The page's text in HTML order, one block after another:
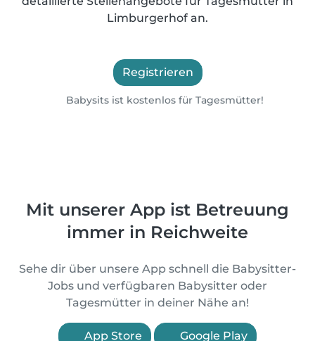
Limburgerhof an.
Registrieren
Babysits ist kostenlos für Tagesmütter!
Mit unserer App ist Betreuung
immer in Reichweite
Sehe dir über unsere App schnell die Babysitter-
Jobs und verfügbaren Babysitter oder
Tagesmütter in deiner Nähe an!
App Store Google Play